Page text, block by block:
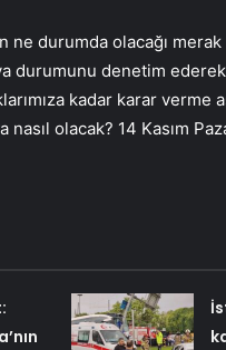
ne durumda olacağı
durumunu denetim
kadar karar verme
olacak? 14 Kasım